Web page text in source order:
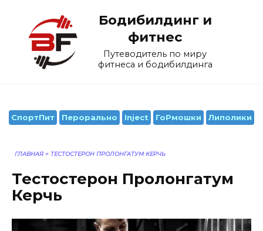
содержанию
Бодибилдинг и
фитнес
Путеводитель по миру
фитнеса и бодибилдинга
СпортПит Перорально Inject ГоРмошки Липолики
ГЛАВНАЯ > ТЕСТОСТЕРОН ПРОЛОНГАТУМ КЕРЧЬ
Тестостерон Пролонгатум
Керчь